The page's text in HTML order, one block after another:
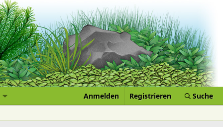
Anmelden Registrieren Suche